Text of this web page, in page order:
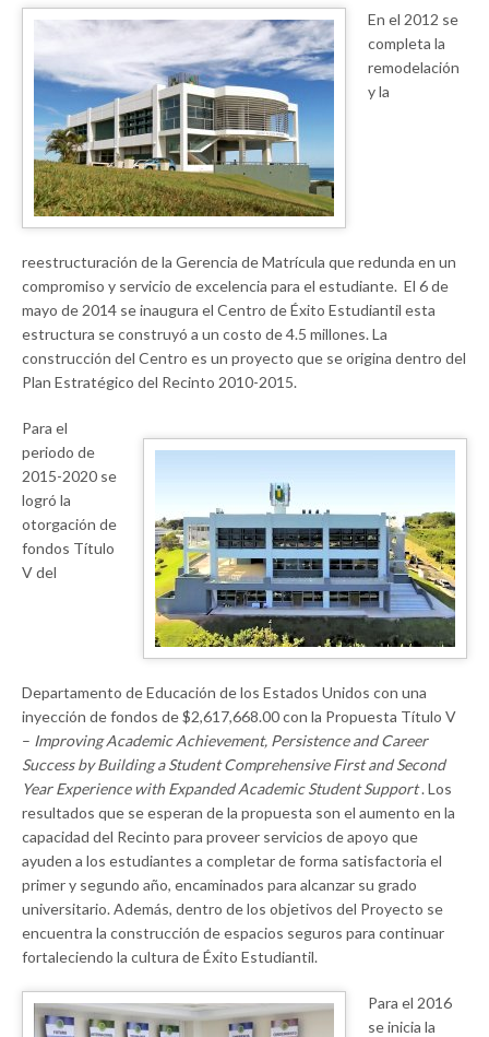
En el 2012 se
completa la
remodelación
y la
reestructuración de la Gerencia de Matrícula que redunda en un
compromiso y servicio de excelencia para el estudiante. El 6 de
mayo de 2014 se inaugura el Centro de Éxito Estudiantil esta
estructura se construyó a un costo de 4.5 millones. La
construcción del Centro es un proyecto que se origina dentro del
Plan Estratégico del Recinto 2010-2015.
Para el
periodo de
2015-2020 se
logró la
otorgación de
fondos Título
V del
Departamento de Educación de los Estados Unidos con una
inyección de fondos de $2,617,668.00 con la Propuesta Título V
– Improving Academic Achievement, Persistence and Career
Success by Building a Student Comprehensive First and Second
Year Experience with Expanded Academic Student Support. Los
resultados que se esperan de la propuesta son el aumento en la
capacidad del Recinto para proveer servicios de apoyo que
ayuden a los estudiantes a completar de forma satisfactoria el
primer y segundo año, encaminados para alcanzar su grado
universitario. Además, dentro de los objetivos del Proyecto se
encuentra la construcción de espacios seguros para continuar
fortaleciendo la cultura de Éxito Estudiantil.
Para el 2016
se inicia la